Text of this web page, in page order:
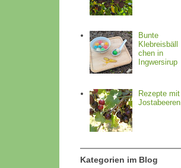
Bunte
Klebreisbäll
chen in
Ingwersirup
Rezepte mit
Jostabeeren
Kategorien im Blog